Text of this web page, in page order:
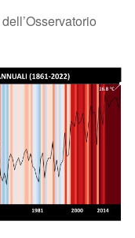
dell’Osservatorio